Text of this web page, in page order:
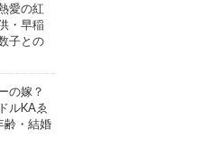
愛の紅
・早稲
子との
の嫁？
ルKAゑ
齢・結婚